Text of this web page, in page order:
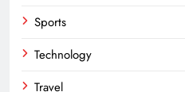
Sports
Technology
Travel